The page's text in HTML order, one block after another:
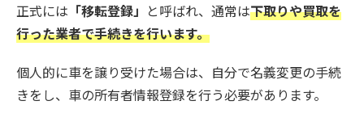
正式には 「移転登録」 と呼ばれ、通常は下取りや買取を
行った業者で手続きを行います。
個人的に車を譲り受けた場合は、自分で名義変更の手続
きをし、車の所有者情報登録を行う必要があります。